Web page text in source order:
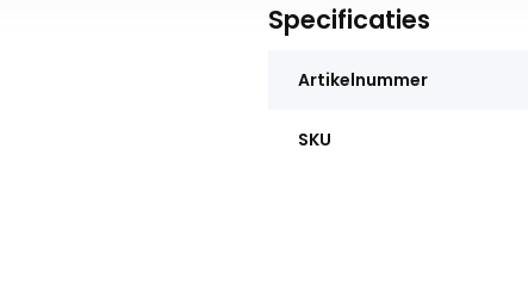
Specificaties
Artikelnummer
SKU